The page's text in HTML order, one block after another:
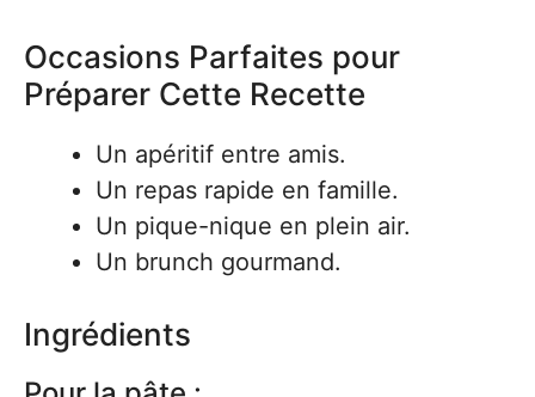
Occasions Parfaites pour
Préparer Cette Recette
Un apéritif entre amis.
Un repas rapide en famille.
Un pique-nique en plein air.
Un brunch gourmand.
Ingrédients